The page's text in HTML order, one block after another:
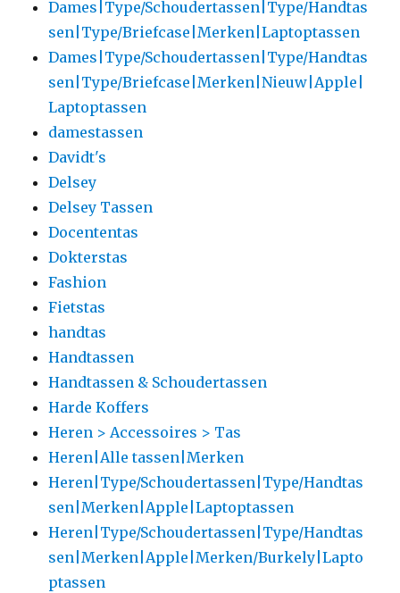
Dames|Type/Schoudertassen|Type/Handtas
sen|Type/Briefcase|Merken|Laptoptassen
Dames|Type/Schoudertassen|Type/Handtas
sen|Type/Briefcase|Merken|Nieuw|Apple|
Laptoptassen
damestassen
Davidt's
Delsey
Delsey Tassen
Docententas
Dokterstas
Fashion
Fietstas
handtas
Handtassen
Handtassen & Schoudertassen
Harde Koffers
Heren > Accessoires > Tas
Heren|Alle tassen|Merken
Heren|Type/Schoudertassen|Type/Handtas
sen|Merken|Apple|Laptoptassen
Heren|Type/Schoudertassen|Type/Handtas
sen|Merken|Apple|Merken/Burkely|Lapto
ptassen